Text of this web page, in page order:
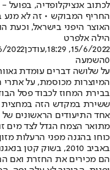
לכתוב אנציקלופדיה,
החריף המבוקש • זה לא מנע
האוצר היפני בישראל, וכעת
הילה אלפרט
15/6/2022, 18:29
,עודכן18:29
0השמעה
על שלושה דברים עומדת
המיוצרות מכוסמת, על
ששירת במקדש הזה במחצית
אחד התיעודים הראשונים
מתואר הצמח הגדל לצד מים
כוחו בהגנה מפני הרעלות
באביב 2010, בשוק
הם מכירים את החזרת ואם